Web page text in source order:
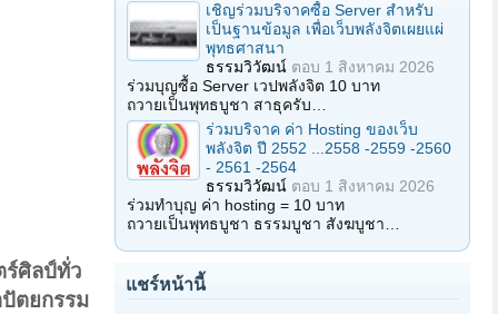
ร์ศิลป์ทั่ว
ตยกรรม
เชิญร่วมบริจาคซื้อ Server สำหรับ
เป็นฐานข้อมูล เพื่อเว็บพลังจิตเผยแผ่
พุทธศาสนา
ธรรมวิวัฒน์ ตอบ 1 สิงหาคม 2026
ร่วมบุญซื้อ Server เวปพลังจิต 10 บาท
ถวายเป็นพุทธบูชา สาธุครับ…
ร่วมบริจาค ค่า Hosting ของเว็บ
พลังจิต ปี 2552 ...2558 -2559 -2560
- 2561 -2564
ธรรมวิวัฒน์ ตอบ 1 สิงหาคม 2026
ร่วมทำบุญ ค่า hosting = 10 บาท
ถวายเป็นพุทธบูชา ธรรมบูชา สังฆบูชา…
แชร์หน้านี้